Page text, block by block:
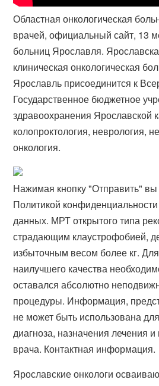
Областная онкологическая
врачей, официальный сайт, 13
больниц Ярославля.
клиническая онкологическая
Ярославль присоединится к
Государственное бюджетное
здравоохранения Ярославской
колопроктология, неврология,
онкология.
Нажимая кнопку "Отправить" вы
Политикой
данных. МРТ открытого типа
страдающим клаустрофобией,
избыточным весом более кг.
наилучшего качества
оставался абсолютно
процедуры. Информация,
не может быть использована
диагноза, назначения лечения
врача. Контактная информация.
Ярославские онкологи